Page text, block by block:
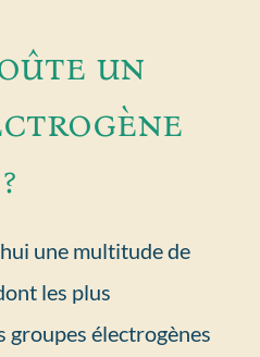
un
une multitude de
les plus
groupes électrogènes